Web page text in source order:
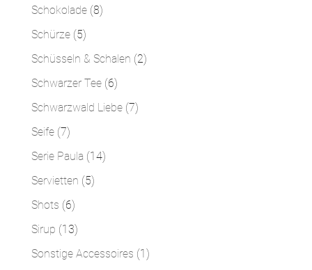
Schokolade 88
Schürze 55
Produkte
Schüsseln & Schalen 22
Schwarzer Tee 66
Produkte
Schwarzwald Liebe 77
Seife 77
Produkte
Serie Paula 1414
Servietten 55
Shots 66
Produkte
Sirup 1313
Produkte
Sonstige Accessoires 1 1